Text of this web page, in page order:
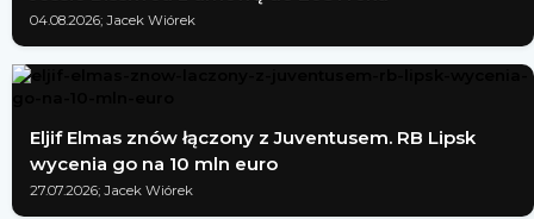
04.08.2026; Jacek Wiórek
Eljif Elmas znów łączony z Juventusem. RB Lipsk
wycenia go na 10 mln euro
27.07.2026; Jacek Wiórek